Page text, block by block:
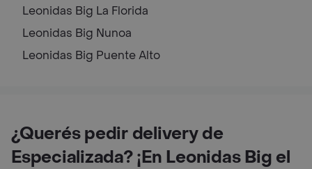
Leonidas Big La Florida
Leonidas Big Nunoa
Leonidas Big Puente Alto
¿Querés pedir delivery de
Especializada? ¡En Leonidas Big el